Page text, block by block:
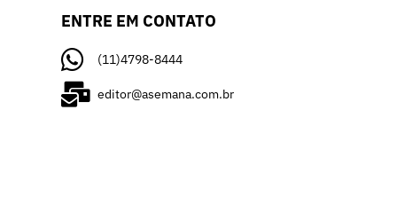
ENTRE EM CONTATO
(11)4798-8444
editor@asemana.com.br